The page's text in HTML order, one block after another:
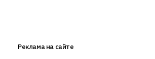
Реклама на сайте